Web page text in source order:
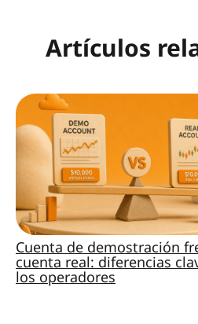
Artículos
Cuenta de demostración
cuenta real: diferencias
los operadores